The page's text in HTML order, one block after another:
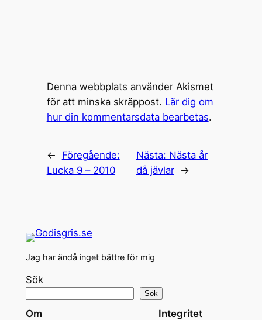
Denna webbplats använder Akismet
för att minska skräppost. Lär dig om
hur din kommentarsdata bearbetas.
←
Föregående:
Lucka 9 – 2010
Nästa: Nästa år
då jävlar →
Jag har ändå inget bättre för mig
Sök
Sök
Om Integritet